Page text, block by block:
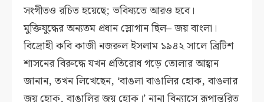
সংগীতও রচিত হয়েছে; ভবিষ্যতে আরও হবে।
মুক্তিযুদ্ধের অন্যতম প্রধান স্লোগান ছিল– জয় বাংলা।
বিদ্রোহী কবি কাজী নজরুল ইসলাম ১৯৪২ সালে ব্রিটিশ
শাসনের বিরুদ্ধে যখন প্রতিরোধ গড়ে তোলার আহ্বান
জানান, তখন লিখেছেন, ‘বাঙলা বাঙালির হোক, বাঙলার